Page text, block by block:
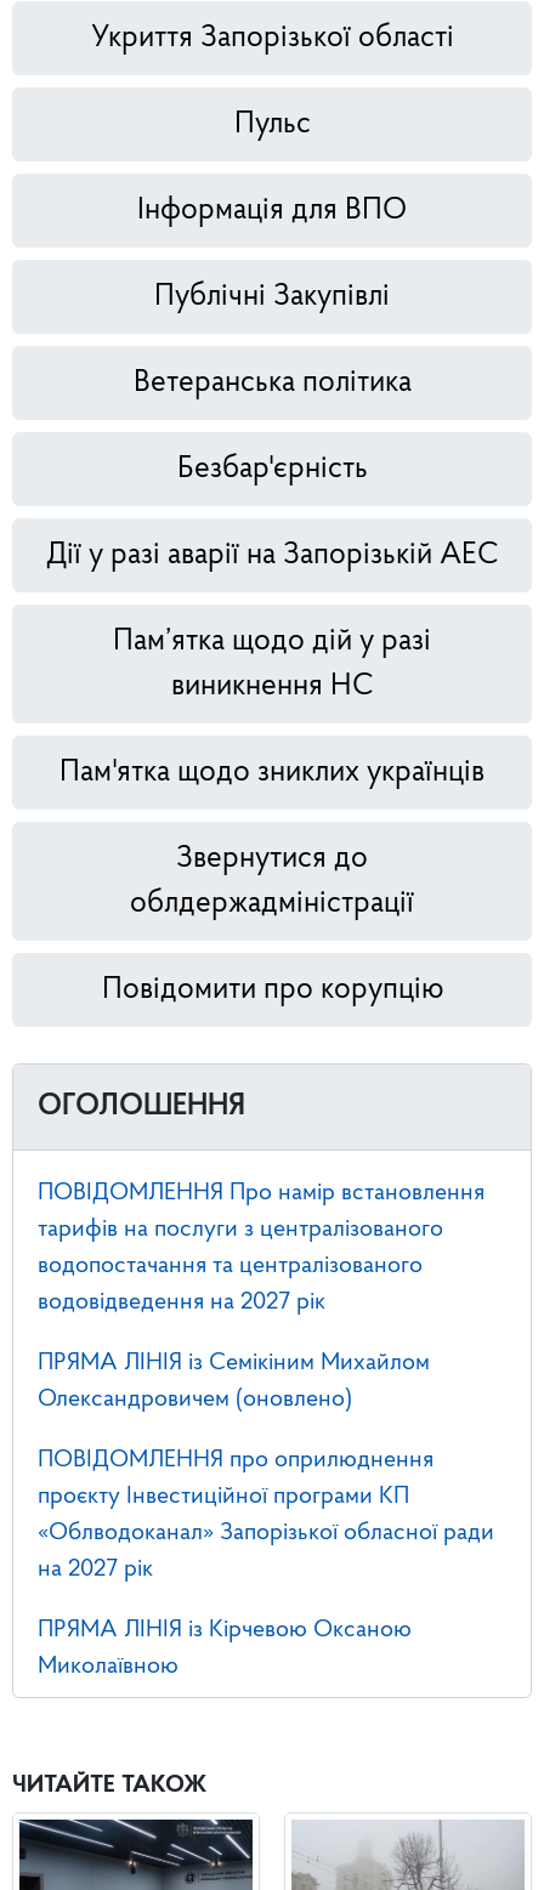
Укриття Запорізької області
Пульс
Інформація для ВПО
Публічні Закупівлі
Ветеранська політика
Безбар'єрність
Дії у разі аварії на Запорізькій АЕС
Пам’ятка щодо дій у разі
виникнення НС
Пам'ятка щодо зниклих українців
Звернутися до
облдержадміністрації
Повідомити про корупцію
ОГОЛОШЕННЯ
ПОВІДОМЛЕННЯ Про намір встановлення
тарифів на послуги з централізованого
водопостачання та централізованого
водовідведення на 2027 рік
ПРЯМА ЛІНІЯ із Семікіним Михайлом
Олександровичем (оновлено)
ПОВІДОМЛЕННЯ про оприлюднення
проєкту Інвестиційної програми КП
«Облводоканал» Запорізької обласної ради
на 2027 рік
ПРЯМА ЛІНІЯ із Кірчевою Оксаною
Миколаївною
ЧИТАЙТЕ ТАКОЖ